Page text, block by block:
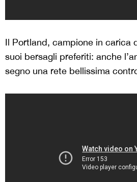
Il Portland, campione in carica
suoi bersagli preferiti: anche
segno una rete bellissima